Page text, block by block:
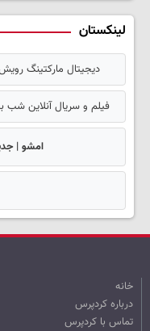
لینکستان
دیجیتال مارکتینگ
فیلم و سریال آنلاین شب
امشو |
خانه
درباره کردپرس
تماس با کردپرس